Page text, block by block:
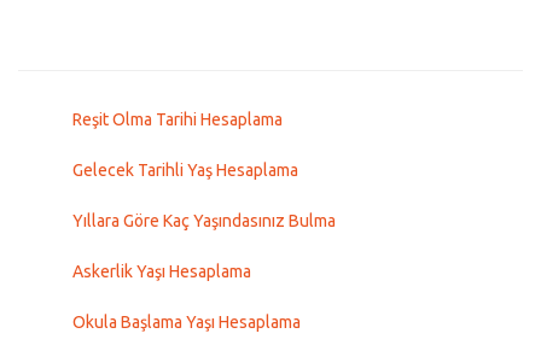
Reşit Olma Tarihi Hesaplama
Gelecek Tarihli Yaş Hesaplama
Yıllara Göre Kaç Yaşındasınız Bulma
Askerlik Yaşı Hesaplama
Okula Başlama Yaşı Hesaplama